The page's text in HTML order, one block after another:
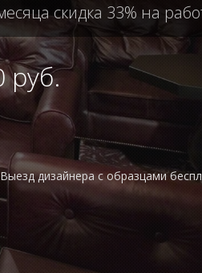
скидка 33% на
Выезд дизайнера с образцами